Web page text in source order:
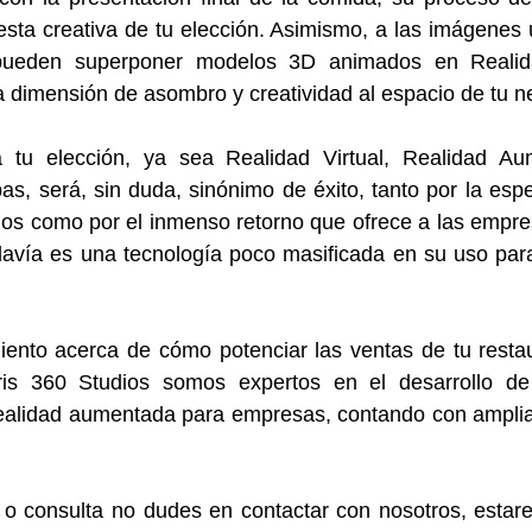
creativa de tu elección. Asimismo, a las imágenes
superponer modelos 3D animados en
dimensión de asombro y creatividad al espacio de tu
tu elección, ya sea Realidad Virtual, Realidad
será, sin duda, sinónimo de éxito, tanto por la
como por el inmenso retorno que ofrece a las
es una tecnología poco masificada en su uso
acerca de cómo potenciar las ventas de tu
360 Studios somos expertos en el desarrollo
aumentada para empresas, contando con
consulta no dudes en contactar con nosotros,